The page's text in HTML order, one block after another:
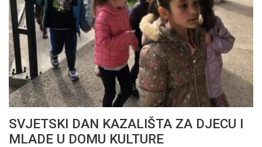
SVJETSKI DAN KAZALIŠTA ZA DJECU I
MLADE U DOMU KULTURE